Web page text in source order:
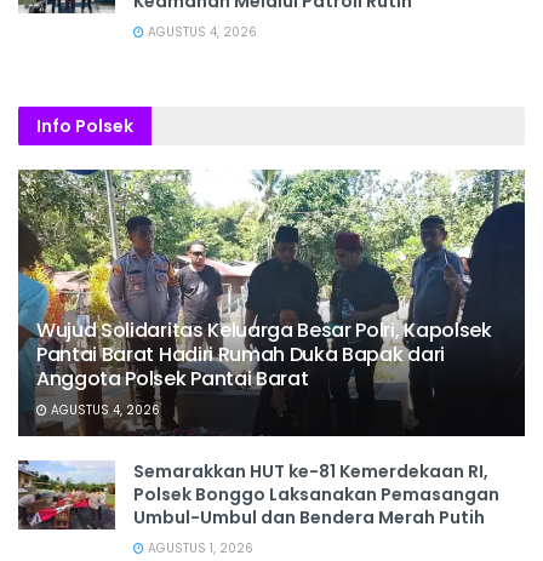
AGUSTUS 4, 2026
Info Polsek
Wujud Solidaritas Keluarga Besar Polri, Kapolsek
Pantai Barat Hadiri Rumah Duka Bapak dari
Anggota Polsek Pantai Barat
AGUSTUS 4, 2026
Semarakkan HUT ke-81 Kemerdekaan RI,
Polsek Bonggo Laksanakan Pemasangan
Umbul-Umbul dan Bendera Merah Putih
AGUSTUS 1, 2026